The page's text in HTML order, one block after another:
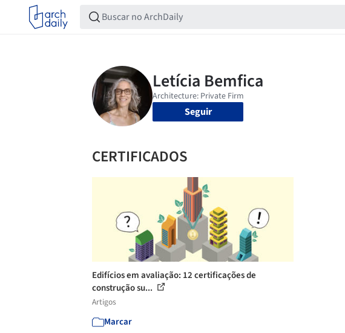
Seguir
CERTIFICADOS
Edifícios em avaliação: 12 certificações de
construção su...
Artigos
Marcar